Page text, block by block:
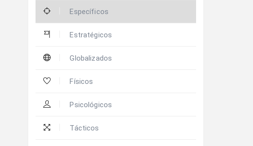
Específicos
Estratégicos
Globalizados
Físicos
Psicológicos
Tácticos